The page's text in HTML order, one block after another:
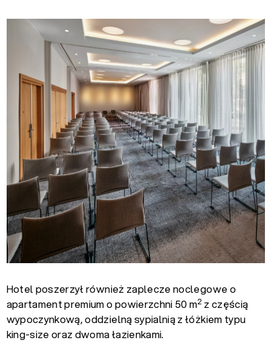
Hotel poszerzył również zaplecze noclegowe o
apartament premium o powierzchni 50 m2 z częścią
wypoczynkową, oddzielną sypialnią z łóżkiem typu
king-size oraz dwoma łazienkami.